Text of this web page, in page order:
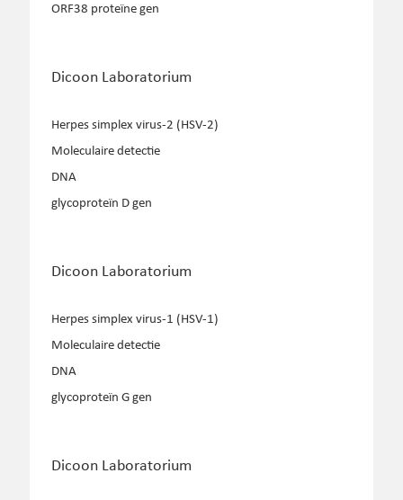
ORF38 proteïne gen
Dicoon Laboratorium
Herpes simplex virus-2 (HSV-2)
Moleculaire detectie
DNA
glycoproteïn D gen
Dicoon Laboratorium
Herpes simplex virus-1 (HSV-1)
Moleculaire detectie
DNA
glycoproteïn G gen
Dicoon Laboratorium